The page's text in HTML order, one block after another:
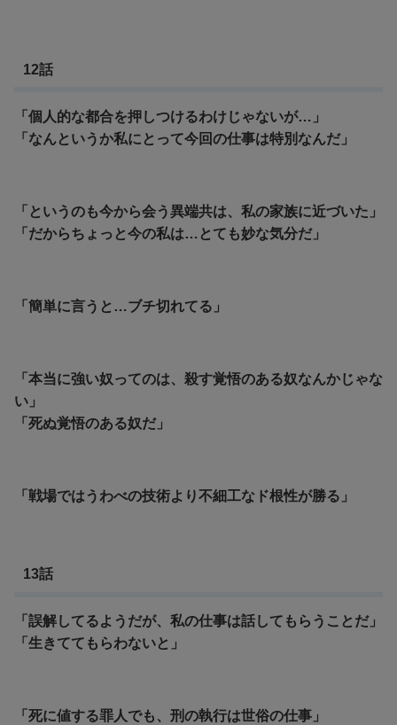
12話
「個人的な都合を押しつけるわけじゃないが…」
「なんというか私にとって今回の仕事は特別なんだ」
「というのも今から会う異端共は、私の家族に近づいた」
「だからちょっと今の私は…とても妙な気分だ」
「簡単に言うと…ブチ切れてる」
「本当に強い奴ってのは、殺す覚悟のある奴なんかじゃな
い」
「死ぬ覚悟のある奴だ」
「戦場ではうわべの技術より不細工なド根性が勝る」
13話
「誤解してるようだが、私の仕事は話してもらうことだ」
「生きててもらわないと」
「死に値する罪人でも、刑の執行は世俗の仕事」